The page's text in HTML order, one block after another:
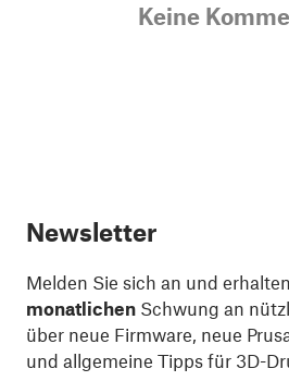
Keine
Newsletter
Melden Sie sich an und
monatlichen Schwung an
über neue Firmware, neue
und allgemeine Tipps für 3D-